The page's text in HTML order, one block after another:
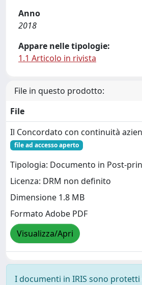
Anno
2018
Appare nelle tipologie:
1.1 Articolo in rivista
File in questo prodotto:
File
Il Concordato con continuità
file ad accesso aperto
Tipologia: Documento in Post-
Licenza: DRM non definito
Dimensione 1.8 MB
Formato Adobe PDF
Visualizza/Apri
I documenti in IRIS sono